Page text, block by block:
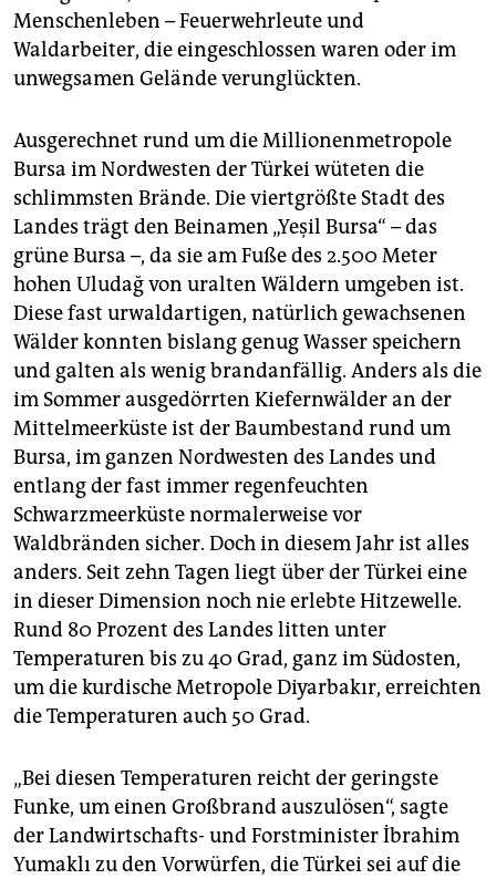
Menschenleben – Feuerwehrleute und
Waldarbeiter, die eingeschlossen waren oder im
unwegsamen Gelände verunglückten.
Ausgerechnet rund um die Millionenmetropole
Bursa im Nordwesten der Türkei wüteten die
schlimmsten Brände. Die viertgrößte Stadt des
Landes trägt den Beinamen „Yeşil Bursa“ – das
grüne Bursa –, da sie am Fuße des 2.500 Meter
hohen Uludağ von uralten Wäldern umgeben ist.
Diese fast urwaldartigen, natürlich gewachsenen
Wälder konnten bislang genug Wasser speichern
und galten als wenig brandanfällig. Anders als die
im Sommer ausgedörrten Kiefernwälder an der
Mittelmeerküste ist der Baumbestand rund um
Bursa, im ganzen Nordwesten des Landes und
entlang der fast immer regenfeuchten
Schwarzmeerküste normalerweise vor
Waldbränden sicher. Doch in diesem Jahr ist alles
anders. Seit zehn Tagen liegt über der Türkei eine
in dieser Dimension noch nie erlebte Hitzewelle.
Rund 80 Prozent des Landes litten unter
Temperaturen bis zu 40 Grad, ganz im Südosten,
um die kurdische Metropole Diyarbakır, erreichten
die Temperaturen auch 50 Grad.
„Bei diesen Temperaturen reicht der geringste
Funke, um einen Großbrand auszulösen“, sagte
der Landwirtschafts- und Forstminister İbrahim
Yumaklı zu den Vorwürfen, die Türkei sei auf die